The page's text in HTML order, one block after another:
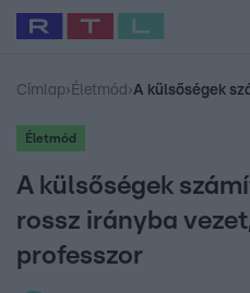
Legfrissebb RTL Híradó
Babits Marcella
Címlap› Életmód ›
Életmód
A külsőségek
rossz irányba
professzor